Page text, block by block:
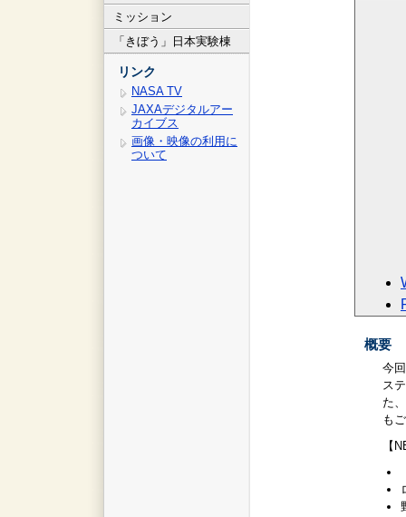
ミッション
「きぼう」日本実験棟
リンク
NASA TV
JAXAデジタルアー
カイブス
画像・映像の利用に
ついて
概要
今
ス
た
も
【